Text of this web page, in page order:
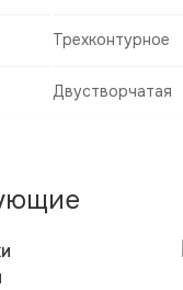
Трехконтурное
Двустворчатая